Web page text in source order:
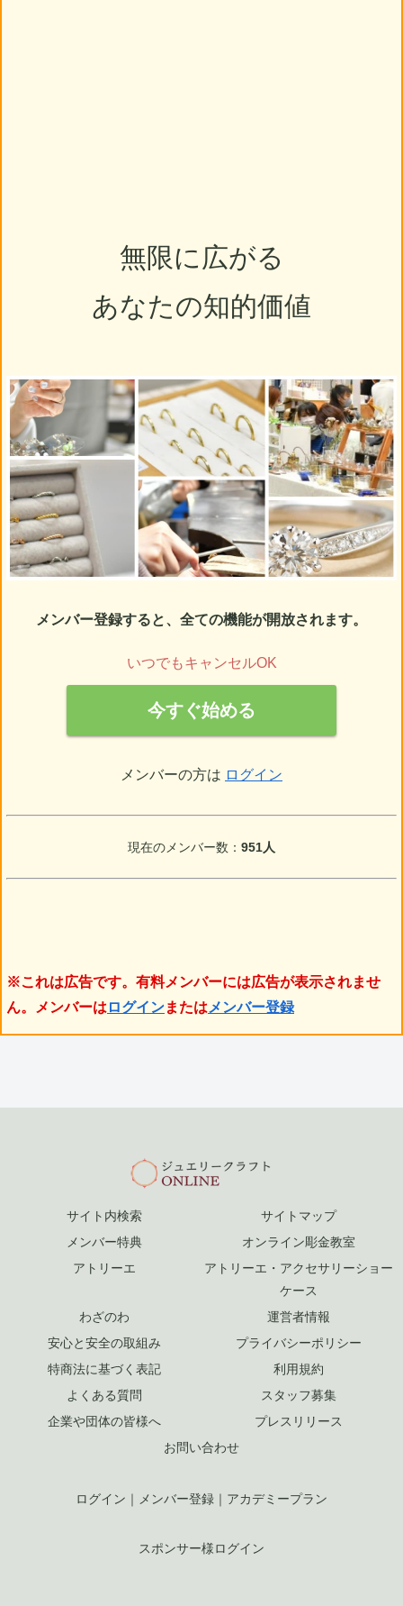
無限に広がる
あなたの知的価値
メンバー登録すると、全ての機能が開放されます。
いつでもキャンセルOK
今すぐ始める
メンバーの方は ログイン
現在のメンバー数： 951人
※これは広告です。有料メンバーには広告が表示されませ
ん。メンバーは ログインまたは メンバー登録
サイト内検索
サイトマップ
メンバー特典
オンライン彫金教室
アトリーエ
アトリーエ・アクセサリーショー
ケース
わざのわ
運営者情報
安心と安全の取組み
プライバシーポリシー
特商法に基づく表記
利用規約
よくある質問
スタッフ募集
企業や団体の皆様へ
プレスリリース
お問い合わせ
ログイン ｜ メンバー登録 ｜ アカデミープラン
スポンサー様ログイン